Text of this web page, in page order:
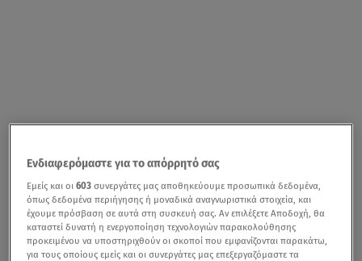
Ενδιαφερόμαστε για το απόρρητό σας
Εμείς και οι603 συνεργάτες μας αποθηκεύουμε προσωπικά δεδομένα,
όπως δεδομένα περιήγησης ή μοναδικά αναγνωριστικά στοιχεία, και
έχουμε πρόσβαση σε αυτά στη συσκευή σας. Αν επιλέξετε Αποδοχή, θα
καταστεί δυνατή η ενεργοποίηση τεχνολογιών παρακολούθησης
προκειμένου να υποστηριχθούν οι σκοποί που εμφανίζονται παρακάτω,
για τους οποίους εμείς και οι συνεργάτες μας επεξεργαζόμαστε τα